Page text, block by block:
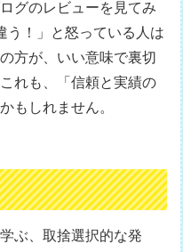
グのレビューを見てみ
う！」と怒っている人は
方が、いい意味で裏切
れも、「信頼と実績の
もしれません。
ぶ、取捨選択的な発